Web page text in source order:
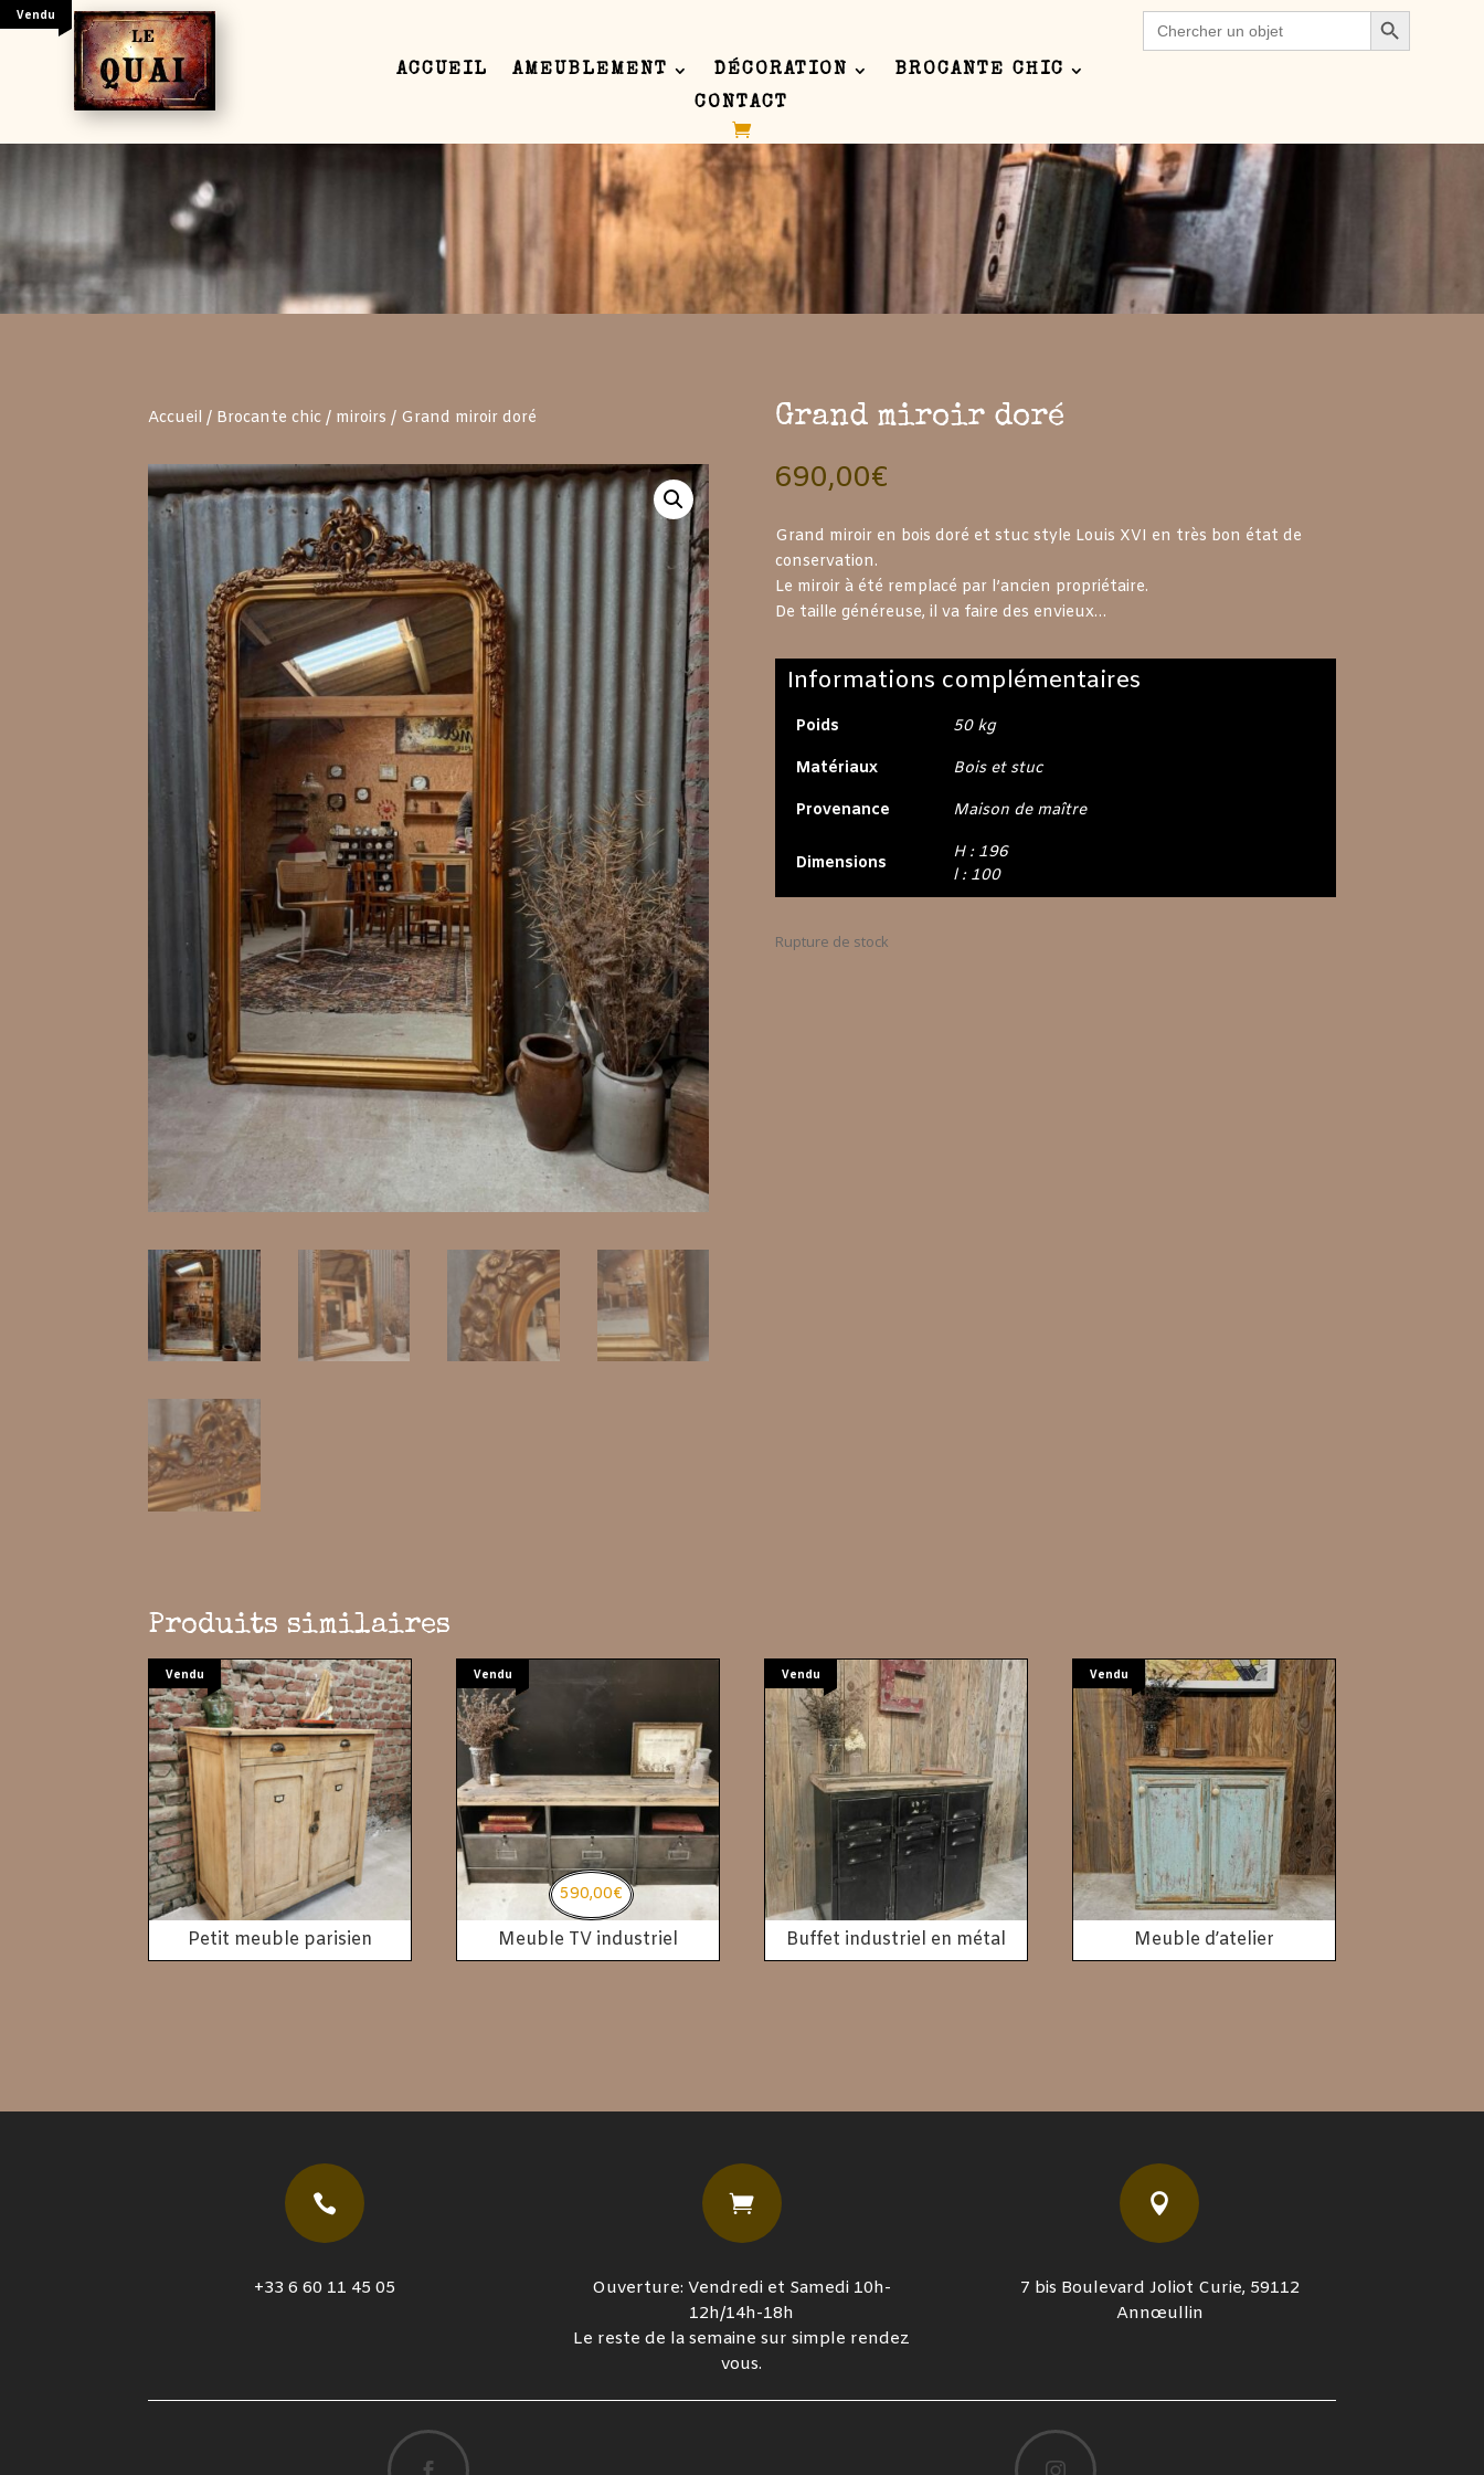
ACCUEIL AMEUBLEMENT DÉCORATION
BROCANTE CHIC
CONTACT
Search
for:
Search Button
Vendu
Your content goes here. Edit or remove this text inline or in the module Content settings. You can also style every aspect of this content in the module Design
settings and even apply custom CSS to this text in the module Advanced settings.
Accueil / Brocante chic / miroirs / Grand miroir doré Grand miroir doré
690,00€
Grand miroir en bois doré et stuc style Louis XVI en très bon état de
conservation.
Le miroir à été remplacé par l’ancien propriétaire.
De taille généreuse, il va faire des envieux…
Informations complémentaires
Poids
50 kg
Matériaux
Bois et stuc
Provenance
Maison de maître
Dimensions
H : 196
l : 100
Rupture de stock
Produits similaires
Vendu
Petit meuble parisien
Vendu
Meuble TV industriel
590,00€
Vendu
Buffet industriel en métal
Vendu
Meuble d’atelier

+33 6 60 11 45 05

Ouverture: Vendredi et Samedi 10h-
12h/14h-18h
Le reste de la semaine sur simple rendez
vous.

7 bis Boulevard Joliot Curie, 59112
Annœullin
 